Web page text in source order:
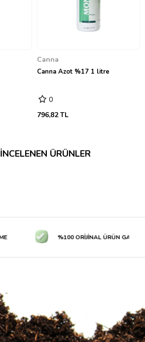
Canna
Canna Azot %17 1 litre
0
796,82 TL
ÜRÜNLER
%100 ORİJİNAL ÜRÜN GARANTİSİ